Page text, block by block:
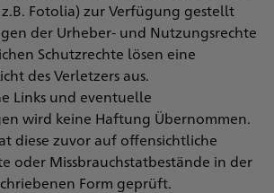
Fotolia) zur Verfügung gestellt
der Urheber- und Nutzungsrechte
Schutzrechte lösen eine
des Verletzers aus.
Links und eventuelle
wird keine Haftung Übernommen.
diese zuvor auf offensichtliche
oder Missbrauchstatbestände in der
Form geprüft.